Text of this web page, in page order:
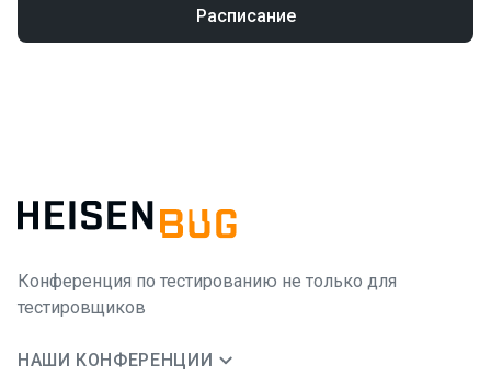
Расписание
Конференция по тестированию не только для
тестировщиков
НАШИ КОНФЕРЕНЦИИ